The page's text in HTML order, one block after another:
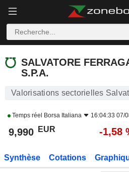
SALVATORE
S.P.A.
Valorisations sectorielles
Temps réel Borsa Italiana 16:04:33 07/
9,990 EUR -1,58
Synthèse Cotations